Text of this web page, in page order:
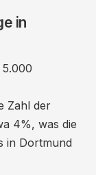
in
Zahl der
4%, was die
in Dortmund